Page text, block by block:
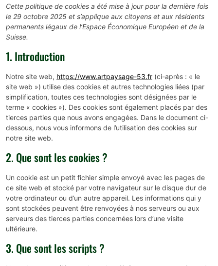
Cette politique de cookies a été mise à jour pour la dernière fois
le 29 octobre 2025 et s’applique aux citoyens et aux résidents
permanents légaux de l’Espace Économique Européen et de la
Suisse.
1. Introduction
Notre site web, https://www.artpaysage-53.fr (ci-après : « le
site web ») utilise des cookies et autres technologies liées (par
simplification, toutes ces technologies sont désignées par le
terme « cookies »). Des cookies sont également placés par des
tierces parties que nous avons engagées. Dans le document ci-
dessous, nous vous informons de l’utilisation des cookies sur
notre site web.
2. Que sont les cookies ?
Un cookie est un petit fichier simple envoyé avec les pages de
ce site web et stocké par votre navigateur sur le disque dur de
votre ordinateur ou d’un autre appareil. Les informations qui y
sont stockées peuvent être renvoyées à nos serveurs ou aux
serveurs des tierces parties concernées lors d’une visite
ultérieure.
3. Que sont les scripts ?